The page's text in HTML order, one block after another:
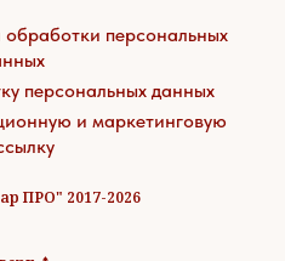
персональных
персональных данных
и маркетинговую
ПРО" 2017-2026